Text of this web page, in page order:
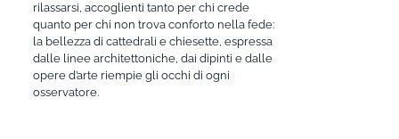
rilassarsi, accoglienti tanto per chi crede
quanto per chi non trova conforto nella fede:
la bellezza di cattedrali e chiesette, espressa
dalle linee architettoniche, dai dipinti e dalle
opere d’arte riempie gli occhi di ogni
osservatore.